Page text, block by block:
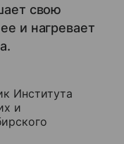
свою
и нагревает
Института
и